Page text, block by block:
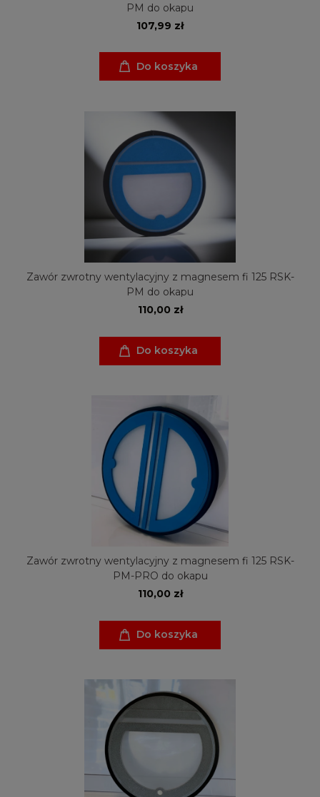
PM do okapu
107,99 zł
Do koszyka
Zawór zwrotny wentylacyjny z magnesem fi 125 RSK-
PM do okapu
110,00 zł
Do koszyka
Zawór zwrotny wentylacyjny z magnesem fi 125 RSK-
PM-PRO do okapu
110,00 zł
Do koszyka